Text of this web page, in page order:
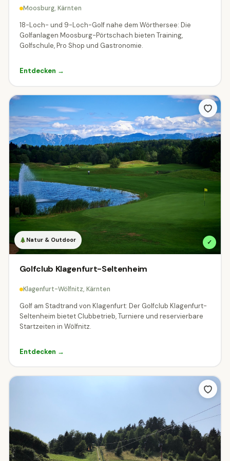
Wann hast du Zeit?
Filtere Ziele die zu deinem Wunschzeitpunkt geöffnet sind.
Heute geöffnet
Was darf der Eintritt kosten?
„Kostenlos" findet alle Ziele mit mindestens einem Gratis-Tarif.
Der Slider filtert auf den Erwachsenen-Preis.
Nur kostenlose Ziele
ERWACHSENEN-PREIS (€) 0 100
0 € 25 € 50 €
Mit Familie unterwegs?
Ziele mit speziellen Familien-Tarifen.
Familienpreis verfügbar
Moosburg, Kärnten
18-Loch- und 9-Loch-Golf nahe dem Wörthersee: Die
Golfanlagen Moosburg-Pörtschach bieten Training,
Golfschule, Pro Shop und Gastronomie.
Entdecken →
Natur & Outdoor ✓
Golfclub Klagenfurt-Seltenheim
Klagenfurt-Wölfnitz, Kärnten
Golf am Stadtrand von Klagenfurt: Der Golfclub Klagenfurt-
Seltenheim bietet Clubbetrieb, Turniere und reservierbare
Startzeiten in Wölfnitz.
Entdecken →